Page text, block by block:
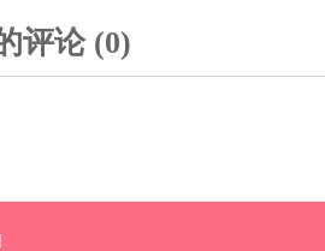
评论 (0)